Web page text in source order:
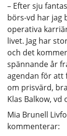
– Efter sju
börs-vd har jag
operativa
livet. Jag har
och det
spännande år
agendan för att
om prisvärd,
Klas Balkow,
Mia Brunell
kommenterar: